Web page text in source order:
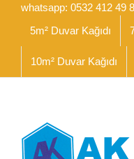
İçeriğewhatsapp: 0532 412 49
5m² Duvar Kağıdı
10m² Duvar Kağıdı